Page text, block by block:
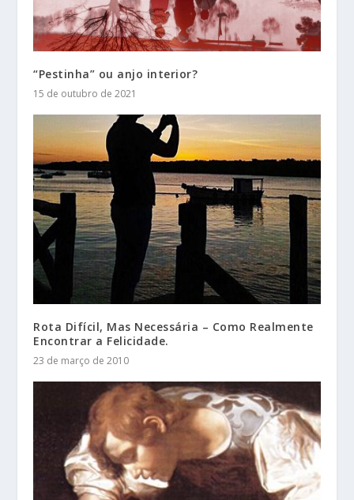
“Pestinha” ou anjo interior?
15 de outubro de 2021
Rota Difícil, Mas Necessária – Como Realmente
Encontrar a Felicidade.
23 de março de 2010